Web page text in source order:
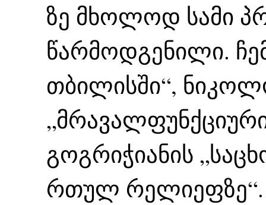
ზე მხოლოდ სამი
წარმოდგენილი.
თბილისში“,
გოგრიჭიანის
რთულ რელიეფზე“.